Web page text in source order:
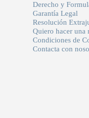
Derecho y
Garantía Legal
Resolución
Quiero hacer una
Condiciones de
Contacta con